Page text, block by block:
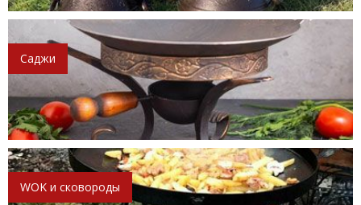
Саджи
WOK и сковороды